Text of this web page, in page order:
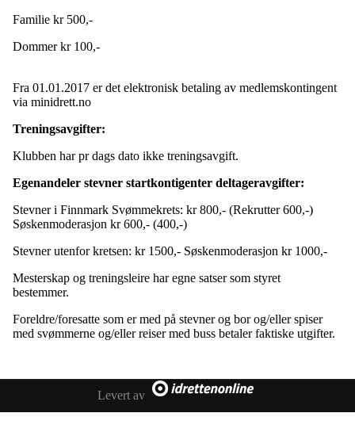
Familie kr 500,-
Dommer kr 100,-
Fra 01.01.2017 er det elektronisk betaling av medlemskontingent
via minidrett.no
Treningsavgifter:
Klubben har pr dags dato ikke treningsavgift.
Egenandeler stevner startkontigenter deltageravgifter:
Stevner i Finnmark Svømmekrets: kr 800,- (Rekrutter 600,-)
Søskenmoderasjon kr 600,- (400,-)
Stevner utenfor kretsen: kr 1500,- Søskenmoderasjon kr 1000,-
Mesterskap og treningsleire har egne satser som styret
bestemmer.
Foreldre/foresatte som er med på stevner og bor og/eller spiser
med svømmerne og/eller reiser med buss betaler faktiske utgifter.
Levert av